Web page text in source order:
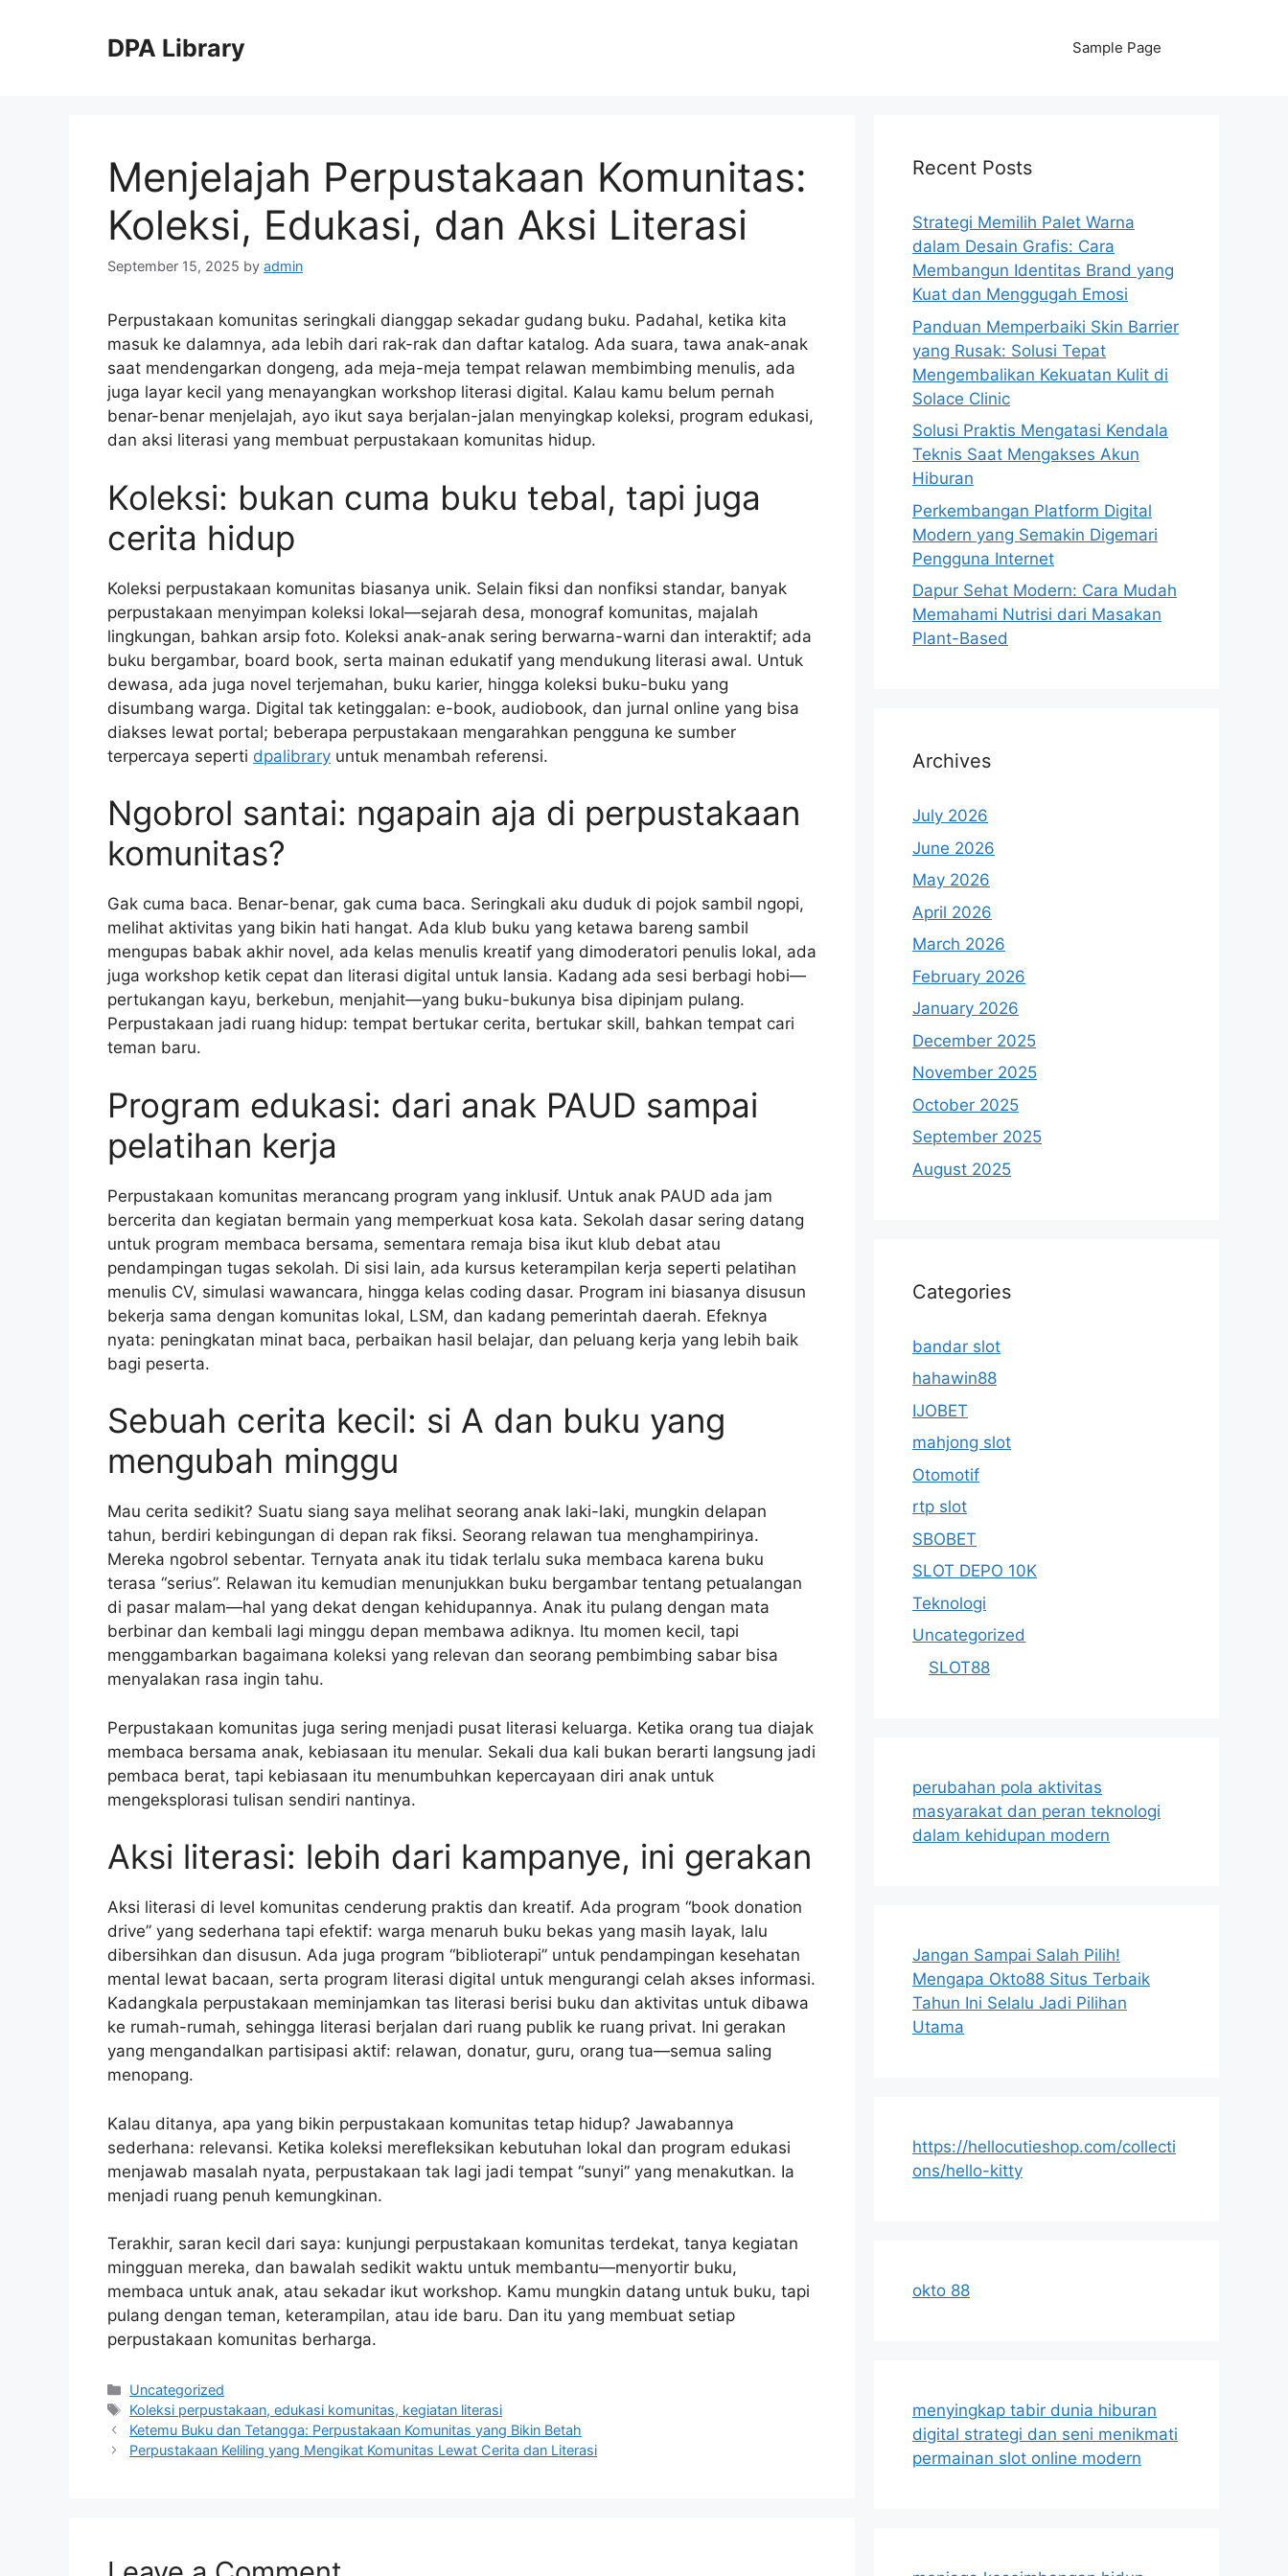
DPA Library Sample Page
Menjelajah Perpustakaan Komunitas:
Koleksi, Edukasi, dan Aksi Literasi
September 15, 2025 by admin
Perpustakaan komunitas seringkali dianggap sekadar gudang buku. Padahal, ketika kita
masuk ke dalamnya, ada lebih dari rak-rak dan daftar katalog. Ada suara, tawa anak-anak
saat mendengarkan dongeng, ada meja-meja tempat relawan membimbing menulis, ada
juga layar kecil yang menayangkan workshop literasi digital. Kalau kamu belum pernah
benar-benar menjelajah, ayo ikut saya berjalan-jalan menyingkap koleksi, program edukasi,
dan aksi literasi yang membuat perpustakaan komunitas hidup.
Koleksi: bukan cuma buku tebal, tapi juga
cerita hidup
Koleksi perpustakaan komunitas biasanya unik. Selain fiksi dan nonfiksi standar, banyak
perpustakaan menyimpan koleksi lokal—sejarah desa, monograf komunitas, majalah
lingkungan, bahkan arsip foto. Koleksi anak-anak sering berwarna-warni dan interaktif; ada
buku bergambar, board book, serta mainan edukatif yang mendukung literasi awal. Untuk
dewasa, ada juga novel terjemahan, buku karier, hingga koleksi buku-buku yang
disumbang warga. Digital tak ketinggalan: e-book, audiobook, dan jurnal online yang bisa
diakses lewat portal; beberapa perpustakaan mengarahkan pengguna ke sumber
terpercaya seperti dpalibrary untuk menambah referensi.
Ngobrol santai: ngapain aja di perpustakaan
komunitas?
Gak cuma baca. Benar-benar, gak cuma baca. Seringkali aku duduk di pojok sambil ngopi,
melihat aktivitas yang bikin hati hangat. Ada klub buku yang ketawa bareng sambil
mengupas babak akhir novel, ada kelas menulis kreatif yang dimoderatori penulis lokal, ada
juga workshop ketik cepat dan literasi digital untuk lansia. Kadang ada sesi berbagi hobi—
pertukangan kayu, berkebun, menjahit—yang buku-bukunya bisa dipinjam pulang.
Perpustakaan jadi ruang hidup: tempat bertukar cerita, bertukar skill, bahkan tempat cari
teman baru.
Program edukasi: dari anak PAUD sampai
pelatihan kerja
Perpustakaan komunitas merancang program yang inklusif. Untuk anak PAUD ada jam
bercerita dan kegiatan bermain yang memperkuat kosa kata. Sekolah dasar sering datang
untuk program membaca bersama, sementara remaja bisa ikut klub debat atau
pendampingan tugas sekolah. Di sisi lain, ada kursus keterampilan kerja seperti pelatihan
menulis CV, simulasi wawancara, hingga kelas coding dasar. Program ini biasanya disusun
bekerja sama dengan komunitas lokal, LSM, dan kadang pemerintah daerah. Efeknya
nyata: peningkatan minat baca, perbaikan hasil belajar, dan peluang kerja yang lebih baik
bagi peserta.
Sebuah cerita kecil: si A dan buku yang
mengubah minggu
Mau cerita sedikit? Suatu siang saya melihat seorang anak laki-laki, mungkin delapan
tahun, berdiri kebingungan di depan rak fiksi. Seorang relawan tua menghampirinya.
Mereka ngobrol sebentar. Ternyata anak itu tidak terlalu suka membaca karena buku
terasa “serius”. Relawan itu kemudian menunjukkan buku bergambar tentang petualangan
di pasar malam—hal yang dekat dengan kehidupannya. Anak itu pulang dengan mata
berbinar dan kembali lagi minggu depan membawa adiknya. Itu momen kecil, tapi
menggambarkan bagaimana koleksi yang relevan dan seorang pembimbing sabar bisa
menyalakan rasa ingin tahu.
Perpustakaan komunitas juga sering menjadi pusat literasi keluarga. Ketika orang tua diajak
membaca bersama anak, kebiasaan itu menular. Sekali dua kali bukan berarti langsung jadi
pembaca berat, tapi kebiasaan itu menumbuhkan kepercayaan diri anak untuk
mengeksplorasi tulisan sendiri nantinya.
Aksi literasi: lebih dari kampanye, ini gerakan
Aksi literasi di level komunitas cenderung praktis dan kreatif. Ada program “book donation
drive” yang sederhana tapi efektif: warga menaruh buku bekas yang masih layak, lalu
dibersihkan dan disusun. Ada juga program “biblioterapi” untuk pendampingan kesehatan
mental lewat bacaan, serta program literasi digital untuk mengurangi celah akses informasi.
Kadangkala perpustakaan meminjamkan tas literasi berisi buku dan aktivitas untuk dibawa
ke rumah-rumah, sehingga literasi berjalan dari ruang publik ke ruang privat. Ini gerakan
yang mengandalkan partisipasi aktif: relawan, donatur, guru, orang tua—semua saling
menopang.
Kalau ditanya, apa yang bikin perpustakaan komunitas tetap hidup? Jawabannya
sederhana: relevansi. Ketika koleksi merefleksikan kebutuhan lokal dan program edukasi
menjawab masalah nyata, perpustakaan tak lagi jadi tempat “sunyi” yang menakutkan. Ia
menjadi ruang penuh kemungkinan.
Terakhir, saran kecil dari saya: kunjungi perpustakaan komunitas terdekat, tanya kegiatan
mingguan mereka, dan bawalah sedikit waktu untuk membantu—menyortir buku,
membaca untuk anak, atau sekadar ikut workshop. Kamu mungkin datang untuk buku, tapi
pulang dengan teman, keterampilan, atau ide baru. Dan itu yang membuat setiap
perpustakaan komunitas berharga.
Categories
Uncategorized
Tags
Koleksi perpustakaan, edukasi komunitas, kegiatan literasi
Ketemu Buku dan Tetangga: Perpustakaan Komunitas yang Bikin Betah
Perpustakaan Keliling yang Mengikat Komunitas Lewat Cerita dan Literasi
Recent Posts
Strategi Memilih Palet Warna
dalam Desain Grafis: Cara
Membangun Identitas Brand yang
Kuat dan Menggugah Emosi
Panduan Memperbaiki Skin Barrier
yang Rusak: Solusi Tepat
Mengembalikan Kekuatan Kulit di
Solace Clinic
Solusi Praktis Mengatasi Kendala
Teknis Saat Mengakses Akun
Hiburan
Perkembangan Platform Digital
Modern yang Semakin Digemari
Pengguna Internet
Dapur Sehat Modern: Cara Mudah
Memahami Nutrisi dari Masakan
Plant-Based
Archives
July 2026
June 2026
May 2026
April 2026
March 2026
February 2026
January 2026
December 2025
November 2025
October 2025
September 2025
August 2025
Categories
bandar slot
hahawin88
IJOBET
mahjong slot
Otomotif
rtp slot
SBOBET
SLOT DEPO 10K
Teknologi
Uncategorized
SLOT88
perubahan pola aktivitas
masyarakat dan peran teknologi
dalam kehidupan modern
Jangan Sampai Salah Pilih!
Mengapa Okto88 Situs Terbaik
Tahun Ini Selalu Jadi Pilihan
Utama
https://hellocutieshop.com/collecti
ons/hello-kitty
okto 88
menyingkap tabir dunia hiburan
digital strategi dan seni menikmati
permainan slot online modern